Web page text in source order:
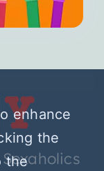
enhance
the
the